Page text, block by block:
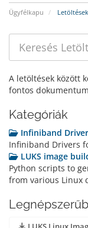
Ügyfélkapu Letöltések
A letöltések között
fontos
Kategóriák
Infiniband
Infiniband Drivers
LUKS image
Python scripts to
from various Linux